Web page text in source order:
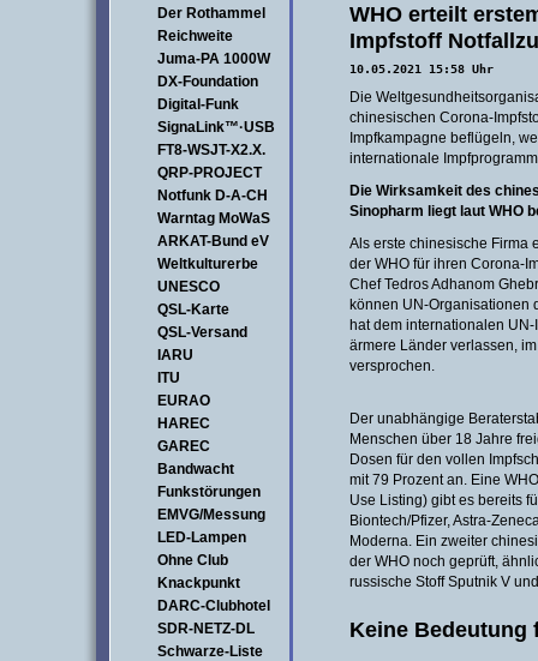
Der Rothammel
Reichweite
Juma-PA 1000W
DX-Foundation
Digital-Funk
SignaLink™·USB
FT8-WSJT-X2.X.
QRP-PROJECT
Notfunk D-A-CH
Warntag MoWaS
ARKAT-Bund eV
Weltkulturerbe
UNESCO
QSL-Karte
QSL-Versand
IARU
ITU
EURAO
HAREC
GAREC
Bandwacht
Funkstörungen
EMVG/Messung
LED-Lampen
Ohne Club
Knackpunkt
DARC-Clubhotel
SDR-NETZ-DL
Schwarze-Liste
WHO erteilt
Impfstoff
10.05.2021 15:58 Uhr
Die
chinesischen Corona-
Impfkampagne beflügeln,
internationale
Die Wirksamkeit des
Sinopharm liegt laut WHO
Als erste chinesische Firma
der WHO für ihren Corona-
Chef Tedros Adhanom
können UN-Organisationen
hat dem internationalen
ärmere Länder verlassen,
versprochen.
Der unabhängige
Menschen über 18 Jahre
Dosen für den vollen
mit 79 Prozent an. Eine
Use Listing) gibt es bereits
Biontech/Pfizer, Astra-
Moderna. Ein zweiter
der WHO noch geprüft,
russische Stoff Sputnik V
Keine Bedeutung